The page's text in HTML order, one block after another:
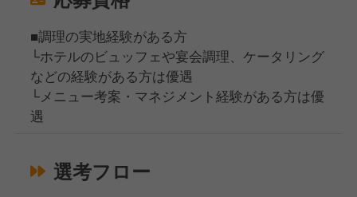
■調理の実地経験がある方
└ホテルのビュッフェや宴会調理、ケータリング
などの経験がある方は優遇
└メニュー考案・マネジメント経験がある方は優
遇
選考フロー